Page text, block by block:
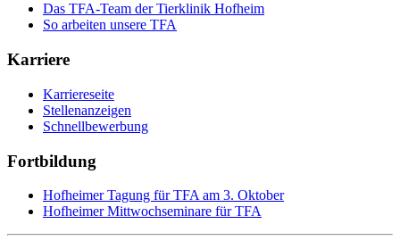
Das TFA-Team der Tierklinik Hofheim
So arbeiten unsere TFA
Karriere
Karriereseite
Stellenanzeigen
Schnellbewerbung
Fortbildung
Hofheimer Tagung für TFA am 3. Oktober
Hofheimer Mittwochseminare für TFA